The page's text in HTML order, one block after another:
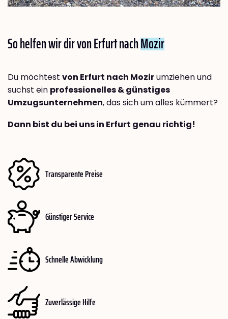
So helfen wir dir von Erfurt nachMozir
Du möchtest von Erfurt nach Mozirumziehen und
suchst ein professionelles & günstiges
Umzugsunternehmen, das sich um alles kümmert?
Dann bist du bei uns in Erfurt genau richtig!
Transparente Preise
Günstiger Service
Schnelle Abwicklung
Zuverlässige Hilfe